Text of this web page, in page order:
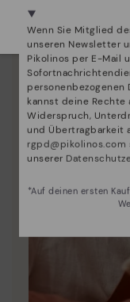
Wenn Sie Mitglied
unseren Newsletter
Pikolinos per E-Mail
personenbezogenen
kannst deine Rechte
Widerspruch,
und Übertragbarkeit
rgpd@pikolinos.com
unserer
*Auf deinen ersten